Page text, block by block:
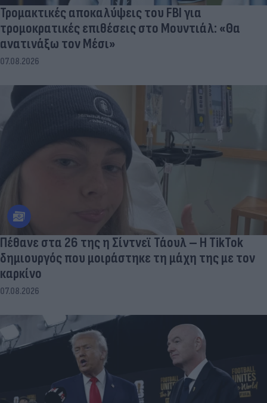
Τρομακτικές αποκαλύψεις του FBI για
τρομοκρατικές επιθέσεις στο Μουντιάλ: «Θα
ανατινάξω τον Μέσι»
07.08.2026
Πέθανε στα 26 της η Σίντνεϊ Τάουλ – Η TikTok
δημιουργός που μοιράστηκε τη μάχη της με τον
καρκίνο
07.08.2026